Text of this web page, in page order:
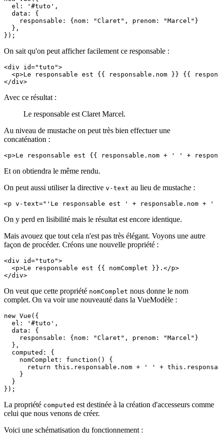
  el: '#tuto',
  data: {
    responsable: {nom: "Claret", prenom: "Marcel"}
  },
});
On sait qu'on peut afficher facilement ce responsable :
<div id="tuto">
<p>Le responsable est {{ responsable.nom }} {{
</div>
Avec ce résultat :
Le responsable est Claret Marcel.
Au niveau de mustache on peut très bien effectuer une
concaténation :
<p>Le responsable est {{ responsable.nom + ' ' +
Et on obtiendra le même rendu.
On peut aussi utiliser la directive v-text au lieu de mustache :
<p v-text="'Le responsable est ' + responsable.nom +
On y perd en lisibilité mais le résultat est encore identique.
Mais avouez que tout cela n'est pas très élégant. Voyons une autre
façon de procéder. Créons une nouvelle propriété :
<div id="tuto">
  <p>Le responsable est {{ nomComplet }}.</p>
</div>
On veut que cette propriété nomComplet nous donne le nom
complet. On va voir une nouveauté dans la VueModèle :
new Vue({
  el: '#tuto',
  data: {
    responsable: {nom: "Claret", prenom: "Marcel"}
  },
  computed: {
    nomComplet: function() {
return this.responsable.nom + ' ' +
    }
  }
});
La propriété computed est destinée à la création d'accesseurs comme
celui que nous venons de créer.
Voici une schématisation du fonctionnement :